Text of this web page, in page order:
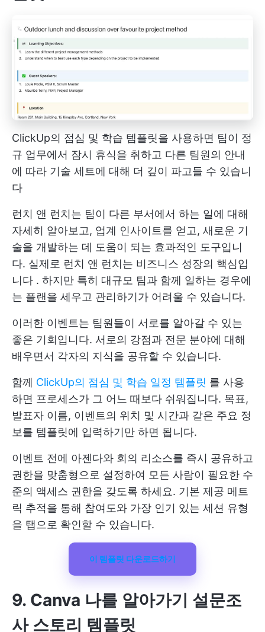
ClickUp의 점심 및 학습 템플릿을 사용하면 팀이 정
규 업무에서 잠시 휴식을 취하고 다른 팀원의 안내
에 따라 기술 세트에 대해 더 깊이 파고들 수 있습니
다
런치 앤 런치는 팀이 다른 부서에서 하는 일에 대해
자세히 알아보고, 업계 인사이트를 얻고, 새로운 기
술을 개발하는 데 도움이 되는 효과적인 도구입니
다. 실제로 런치 앤 런치는 비즈니스 성장의 핵심입
니다 . 하지만 특히 대규모 팀과 함께 일하는 경우에
는 플랜을 세우고 관리하기가 어려울 수 있습니다.
이러한 이벤트는 팀원들이 서로를 알아갈 수 있는
좋은 기회입니다. 서로의 강점과 전문 분야에 대해
배우면서 각자의 지식을 공유할 수 있습니다.
함께 ClickUp의 점심 및 학습 일정 템플릿 를 사용
하면 프로세스가 그 어느 때보다 쉬워집니다. 목표,
발표자 이름, 이벤트의 위치 및 시간과 같은 주요 정
보를 템플릿에 입력하기만 하면 됩니다.
이벤트 전에 아젠다와 회의 리소스를 즉시 공유하고
권한을 맞춤형으로 설정하여 모든 사람이 필요한 수
준의 액세스 권한을 갖도록 하세요. 기본 제공 메트
릭 추적을 통해 참여도와 가장 인기 있는 세션 유형
을 탭으로 확인할 수 있습니다.
이 템플릿 다운로드하기
9. Canva 나를 알아가기 설문조
사 스토리 템플릿